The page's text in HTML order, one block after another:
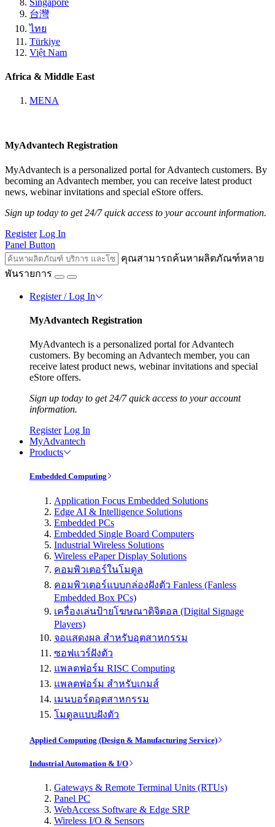
台灣
ไทย
Türkiye
Việt Nam
Africa & Middle East
MENA
MyAdvantech Registration
MyAdvantech is a personalized portal for Advantech customers. By
becoming an Advantech member, you can receive latest product
news, webinar invitations and special eStore offers.
Sign up today to get 24/7 quick access to your account information.
Register Log In
Panel Button
คุณสามารถค้นหาผลิตภัณฑ์หลาย
พันรายการ
Register / Log In
MyAdvantech Registration
MyAdvantech is a personalized portal for Advantech
customers. By becoming an Advantech member, you can
receive latest product news, webinar invitations and special
eStore offers.
Sign up today to get 24/7 quick access to your account
information.
Register Log In
MyAdvantech
Products
Embedded Computing
Application Focus Embedded Solutions
Edge AI & Intelligence Solutions
Embedded PCs
Embedded Single Board Computers
Industrial Wireless Solutions
Wireless ePaper Display Solutions
คอมพิวเตอร์ในโมดูล
คอมพิวเตอร์แบบกล่องฝังตัว Fanless (Fanless
Embedded Box PCs)
เครื่องเล่นป้ายโฆษณาดิจิตอล (Digital Signage
Players)
จอแสดงผล สำหรับอุตสาหกรรม
ซอฟแวร์ฝังตัว
แพลตฟอร์ม RISC Computing
แพลตฟอร์ม สำหรับเกมส์
เมนบอร์ดอุตสาหกรรม
โมดูลแบบฝังตัว
Applied Computing (Design & Manufacturing Service)
Industrial Automation & I/O
Gateways & Remote Terminal Units (RTUs)
Panel PC
WebAccess Software & Edge SRP
Wireless I/O & Sensors